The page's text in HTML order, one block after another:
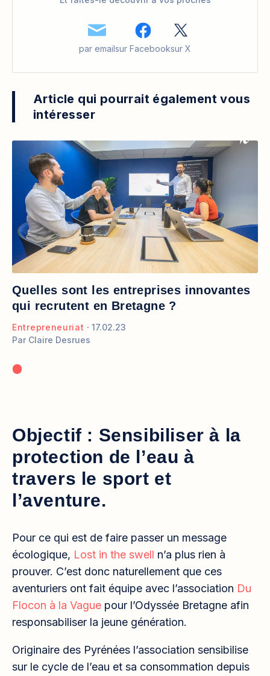
par emailsur Facebooksur X
Article qui pourrait également vous
intéresser
Quelles sont les entreprises innovantes
qui recrutent en Bretagne ?
Entrepreneuriat
17.02.23
Par Claire Desrues
Objectif : Sensibiliser à la
protection de l’eau à
travers le sport et
l’aventure.
Pour ce qui est de faire passer un message
écologique, Lost in the swell n’a plus rien à
prouver. C’est donc naturellement que ces
aventuriers ont fait équipe avec l’association Du
Flocon à la Vague pour l’Odyssée Bretagne afin
responsabiliser la jeune génération.
Originaire des Pyrénées l’association sensibilise
sur le cycle de l’eau et sa consommation depuis